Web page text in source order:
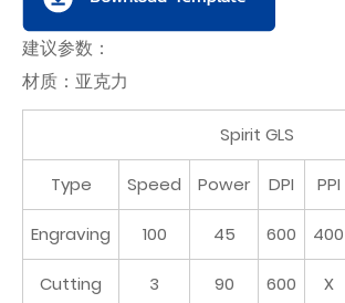
建议参数：
材质：亚克力
Spirit GLS
Type Speed Power DPI PPI
Engraving 100 45 600 400
Cutting 3 90 600 X